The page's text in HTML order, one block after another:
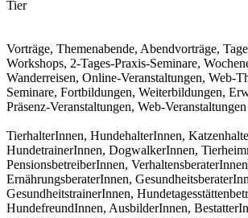
Tier
Vorträge, Themenabende, Abendvorträge,
Workshops, 2-Tages-Praxis-Seminare,
Wanderreisen, Online-Veranstaltungen, Web-
Seminare, Fortbildungen, Weiterbildungen,
Präsenz-Veranstaltungen, Web-Veranstaltungen
TierhalterInnen, HundehalterInnen,
HundetrainerInnen, DogwalkerInnen,
PensionsbetreiberInnen,
ErnährungsberaterInnen,
GesundheitstrainerInnen,
HundefreundInnen, AusbilderInnen,